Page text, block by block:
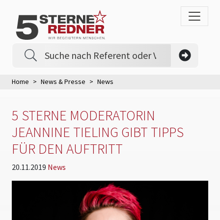
Home News & Presse News
5 STERNE MODERATORIN
JEANNINE TIELING GIBT TIPPS
FÜR DEN AUFTRITT
20.11.2019 News